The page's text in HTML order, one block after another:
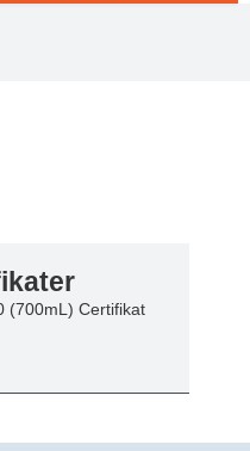
(700mL) Certifikat